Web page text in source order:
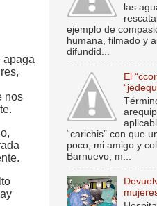
apaga
nos
las
ejemplo de
humana, filmado y
difundid...
El
“carichis” con que
poco, mi amigo y
Barnuevo, m...